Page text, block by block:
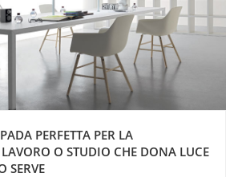
PERFETTA PER LA
O STUDIO CHE DONA LUCE
SERVE